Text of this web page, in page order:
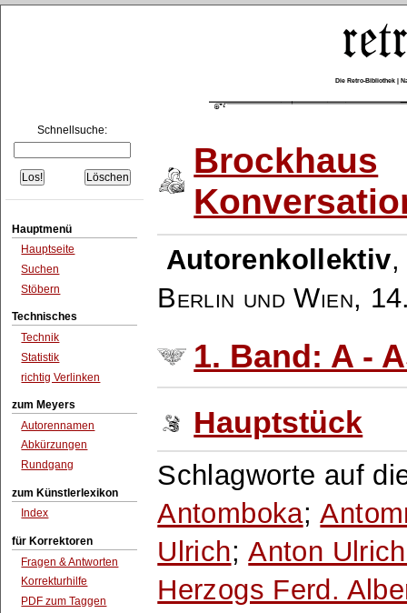
Die Retro-Bibliothek |
Schnellsuche:
Hauptmenü
Hauptseite
Suchen
Stöbern
Technisches
Technik
Statistik
richtig Verlinken
zum Meyers
Autorennamen
Abkürzungen
Rundgang
zum Künstlerlexikon
Index
für Korrektoren
Fragen & Antworten
Korrekturhilfe
PDF zum Taggen
Brockhaus
Autorenkollektiv
Berlin und Wien,
1. Band: A -
Hauptstück
Schlagworte auf
Antomboka;
Ulrich; Anton
Herzogs Ferd.